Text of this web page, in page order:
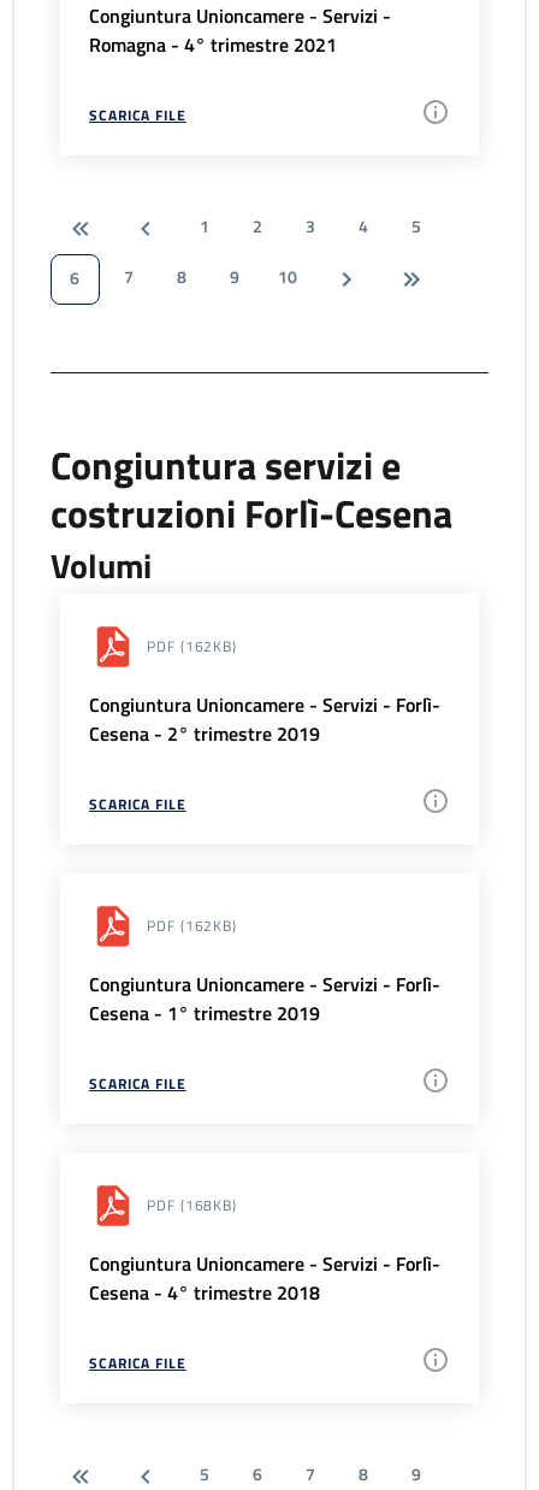
Congiuntura Unioncamere - Servizi -
Romagna - 4° trimestre 2021
SCARICA FILE
1 2 3 4
5
6
7 8 9 10
Congiuntura servizi e
costruzioni Forlì-Cesena
Volumi
PDF (162KB)
Congiuntura Unioncamere - Servizi - Forlì-
Cesena - 2° trimestre 2019
SCARICA FILE
PDF (162KB)
Congiuntura Unioncamere - Servizi - Forlì-
Cesena - 1° trimestre 2019
SCARICA FILE
PDF (168KB)
Congiuntura Unioncamere - Servizi - Forlì-
Cesena - 4° trimestre 2018
SCARICA FILE
5 6 7 8
9